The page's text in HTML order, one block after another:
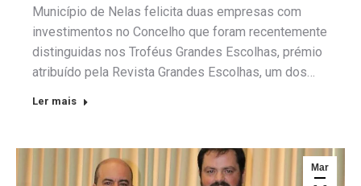
Município de Nelas felicita duas empresas com
investimentos no Concelho que foram recentemente
distinguidas nos Troféus Grandes Escolhas, prémio
atribuído pela Revista Grandes Escolhas, um dos…
Ler mais
Mar